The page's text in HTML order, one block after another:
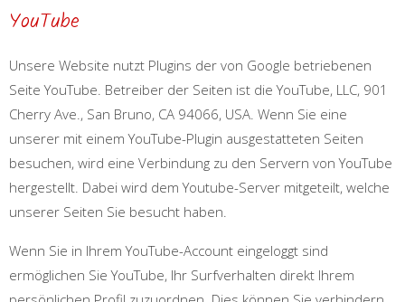
YouTube
Unsere Website nutzt Plugins der von Google betriebenen
Seite YouTube. Betreiber der Seiten ist die YouTube, LLC, 901
Cherry Ave., San Bruno, CA 94066, USA. Wenn Sie eine
unserer mit einem YouTube-Plugin ausgestatteten Seiten
besuchen, wird eine Verbindung zu den Servern von YouTube
hergestellt. Dabei wird dem Youtube-Server mitgeteilt, welche
unserer Seiten Sie besucht haben.
Wenn Sie in Ihrem YouTube-Account eingeloggt sind
ermöglichen Sie YouTube, Ihr Surfverhalten direkt Ihrem